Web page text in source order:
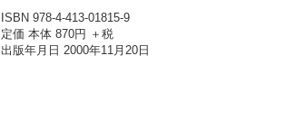
ISBN 978-4-413-01815-9
定価 本体 870円 ＋税
出版年月日 2000年11月20日